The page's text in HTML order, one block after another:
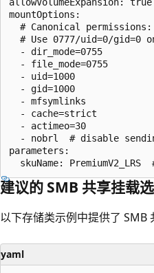
mountOptions:
# Canonical
# Use 0777/uid=0/gid=0
  - dir_mode=0755
  - file_mode=0755
  - uid=1000
  - gid=1000
  - mfsymlinks
  - cache=strict
  - actimeo=30
- nobrl  # disable
parameters:
建议的 SMB 共享挂载
以下存储类示例中提供了 SMB
yaml